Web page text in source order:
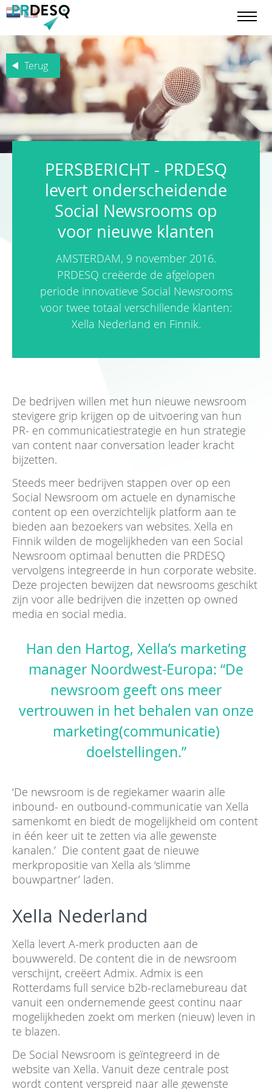
Terug
PERSBERICHT - PRDESQ
levert onderscheidende
Social Newsrooms op
voor nieuwe klanten
AMSTERDAM, 9 november 2016.
PRDESQ creëerde de afgelopen
periode innovatieve Social Newsrooms
voor twee totaal verschillende klanten:
Xella Nederland en Finnik.
De bedrijven willen met hun nieuwe newsroom
stevigere grip krijgen op de uitvoering van hun
PR- en communicatiestrategie en hun strategie
van content naar conversation leader kracht
bijzetten.
Steeds meer bedrijven stappen over op een
Social Newsroom om actuele en dynamische
content op een overzichtelijk platform aan te
bieden aan bezoekers van websites. Xella en
Finnik wilden de mogelijkheden van een Social
Newsroom optimaal benutten die PRDESQ
vervolgens integreerde in hun corporate website.
Deze projecten bewijzen dat newsrooms geschikt
zijn voor alle bedrijven die inzetten op owned
media en social media.
Han den Hartog, Xella’s marketing
manager Noordwest-Europa: “De
newsroom geeft ons meer
vertrouwen in het behalen van onze
marketing(communicatie)
doelstellingen.”
‘De newsroom is de regiekamer waarin alle
inbound- en outbound-communicatie van Xella
samenkomt en biedt de mogelijkheid om content
in één keer uit te zetten via alle gewenste
kanalen.’ Die content gaat de nieuwe
merkpropositie van Xella als ‘slimme
bouwpartner’ laden.
Xella Nederland
Xella levert A-merk producten aan de
bouwwereld. De content die in de newsroom
verschijnt, creëert Admix. Admix is een
Rotterdams full service b2b-reclamebureau dat
vanuit een ondernemende geest continu naar
mogelijkheden zoekt om merken (nieuw) leven in
te blazen.
De Social Newsroom is geïntegreerd in de
website van Xella. Vanuit deze centrale post
wordt content verspreid naar alle gewenste